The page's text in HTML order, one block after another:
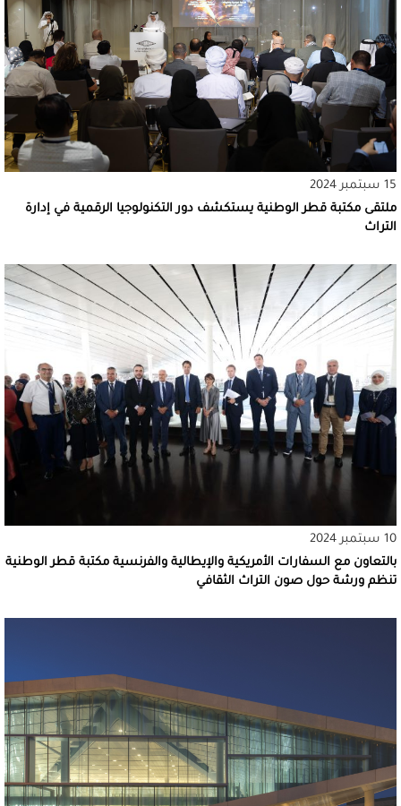
15 سبتمبر 2024
ملتقى مكتبة قطر الوطنية يستكشف دور التكنولوجيا الرقمية في إدارة
التراث
10 سبتمبر 2024
بالتعاون مع السفارات الأمريكية والإيطالية والفرنسية مكتبة قطر الوطنية
تنظم ورشة حول صون التراث الثقافي